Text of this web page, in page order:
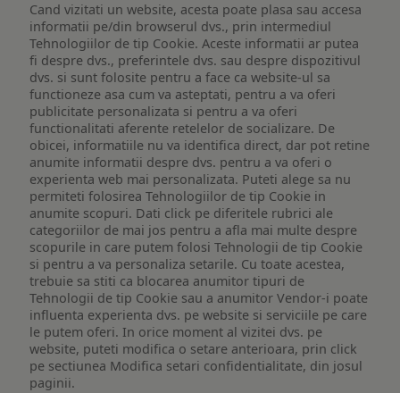
Cand vizitati un website, acesta poate plasa sau accesa
informatii pe/din browserul dvs., prin intermediul
Tehnologiilor de tip Cookie. Aceste informatii ar putea
fi despre dvs., preferintele dvs. sau despre dispozitivul
dvs. si sunt folosite pentru a face ca website-ul sa
functioneze asa cum va asteptati, pentru a va oferi
publicitate personalizata si pentru a va oferi
functionalitati aferente retelelor de socializare. De
obicei, informatiile nu va identifica direct, dar pot retine
anumite informatii despre dvs. pentru a va oferi o
experienta web mai personalizata. Puteti alege sa nu
permiteti folosirea Tehnologiilor de tip Cookie in
anumite scopuri. Dati click pe diferitele rubrici ale
categoriilor de mai jos pentru a afla mai multe despre
scopurile in care putem folosi Tehnologii de tip Cookie
si pentru a va personaliza setarile. Cu toate acestea,
trebuie sa stiti ca blocarea anumitor tipuri de
Tehnologii de tip Cookie sau a anumitor Vendor-i poate
influenta experienta dvs. pe website si serviciile pe care
le putem oferi. In orice moment al vizitei dvs. pe
website, puteti modifica o setare anterioara, prin click
pe sectiunea Modifica setari confidentialitate, din josul
paginii.